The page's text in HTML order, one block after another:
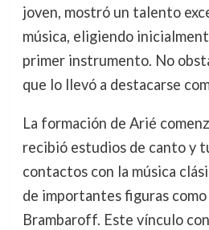
joven, mostró un talento
música, eligiendo
primer instrumento. No
que lo llevó a destacarse
La formación de Arié
recibió estudios de canto y
contactos con la música
de importantes figuras
Brambaroff. Este vínculo